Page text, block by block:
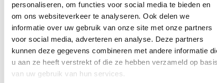
personaliseren, om functies voor social media te bieden en
om ons websiteverkeer te analyseren. Ook delen we
informatie over uw gebruik van onze site met onze partners
voor social media, adverteren en analyse. Deze partners
kunnen deze gegevens combineren met andere informatie
u aan ze heeft verstrekt of die ze hebben verzameld op
van uw gebruik van hun services.
“Met Horse and Work wil ik echt iets betekenen
voor hippische ondernemers. Horse and Work
helpt hen niet alleen om vacatures succesvol in
te vullen, maar ook om hun personeels- cq.
HR-beleid sterker en professioneler neer te
zetten. Mijn doel is om mensen en bedrijven in
de sector écht verder te helpen – met